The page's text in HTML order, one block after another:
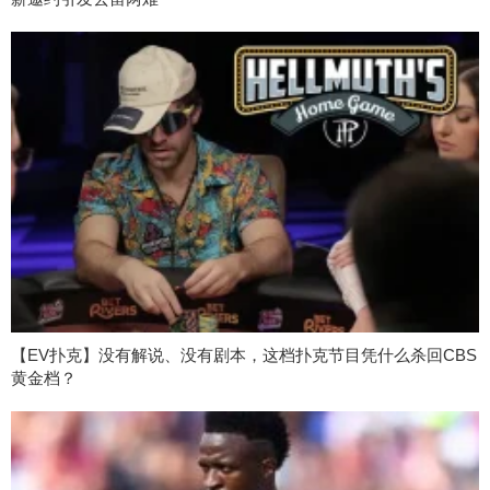
【EV扑克】没有解说、没有剧本，这档扑克节目凭什么杀回CBS
黄金档？